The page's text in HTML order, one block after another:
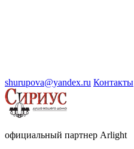
shurupova@yandex.ru Контакты
официальный партнер Arlight